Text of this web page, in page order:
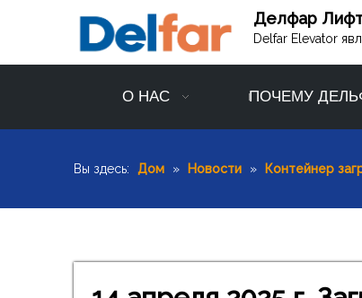
Делфар
Delfar Elevator
О НАС ПОЧЕМУ
Вы здесь: Дом » Новости » Контейнер